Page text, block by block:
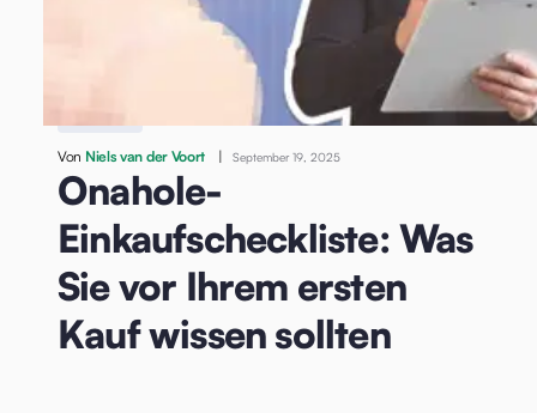
Onahole-Einkaufscheckliste: Was Sie vor Ihrem ersten
Onahole-
Einkaufscheckliste: Was
Sie vor Ihrem ersten
Kauf wissen sollten
Von Niels van der Voort | September 19, 2025